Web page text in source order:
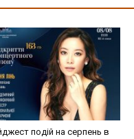
подій на серпень в